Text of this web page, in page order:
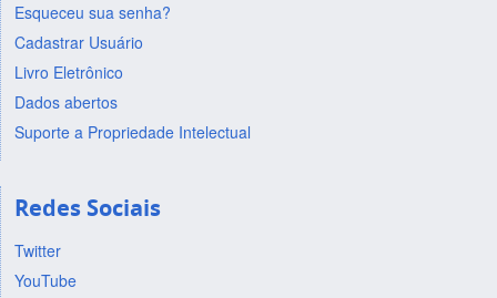
Esqueceu sua senha?
Cadastrar Usuário
Livro Eletrônico
Dados abertos
Suporte a Propriedade Intelectual
Redes Sociais
Twitter
YouTube